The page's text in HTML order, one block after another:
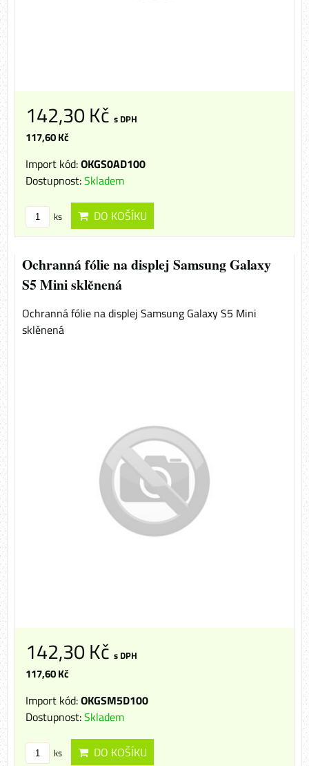
142,30 Kč s DPH
117,60 Kč
Import kód:OKGS0AD100
Dostupnost:Skladem
ks DO KOŠÍKU
Ochranná fólie na displej Samsung Galaxy
S5 Mini sklěnená
Ochranná fólie na displej Samsung Galaxy S5 Mini
sklěnená
142,30 Kč s DPH
117,60 Kč
Import kód:OKGSM5D100
Dostupnost:Skladem
ks DO KOŠÍKU